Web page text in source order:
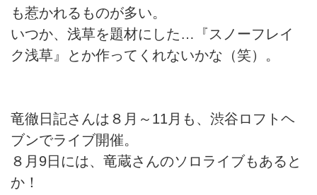
も惹かれるものが多い。
いつか、浅草を題材にした…『スノーフレイ
ク浅草』とか作ってくれないかな（笑）。
竜徹日記さんは８月～11月も、渋谷ロフトヘ
ブンでライブ開催。
８月9日には、竜蔵さんのソロライブもあると
か！